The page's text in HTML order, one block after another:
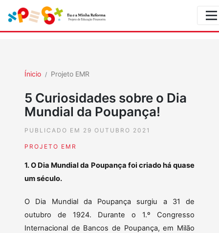
Ínicio Projeto EMR
5 Curiosidades sobre o Dia
Mundial da Poupança!
PUBLICADO EM 29 OUTUBRO 2021
PROJETO EMR
1. O Dia Mundial da Poupança foi criado há quase
um século.
O Dia Mundial da Poupança surgiu a 31 de
outubro de 1924. Durante o 1.º Congresso
Internacional de Bancos de Poupança, em Milão